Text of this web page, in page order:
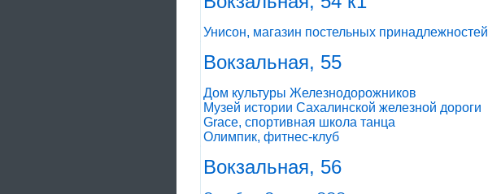
Унисон, магазин постельных принадлежностей
Вокзальная, 55
Дом культуры Железнодорожников
Музей истории Сахалинской железной дороги
Grace, спортивная школа танца
Олимпик, фитнес-клуб
Вокзальная, 56